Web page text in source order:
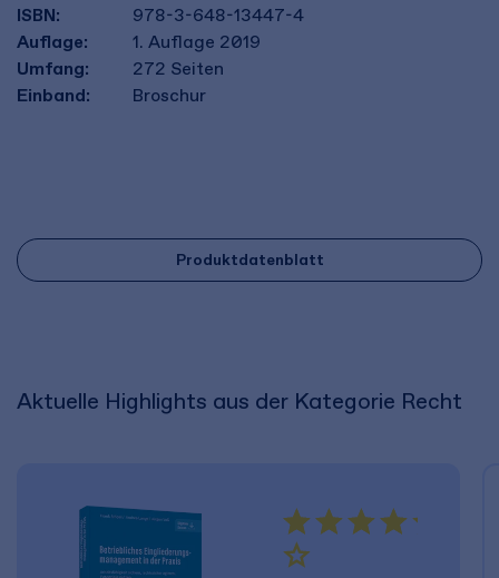
ISBN:
978-3-648-13447-4
Auflage:
1. Auflage 2019
Umfang:
272 Seiten
Einband:
Broschur
Produktdatenblatt
Aktuelle Highlights aus der Kategorie Recht